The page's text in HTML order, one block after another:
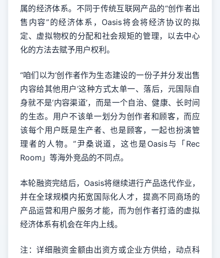
属的经济体系。不同于传统互联网产品的“创作者出
售内容”的经济体系，Oasis将会将经济协议的拟
定、虚拟物权的分配和社会规矩的管理，以去中心
化的方法去赋予用户权利。
“咱们以为‘创作者作为生态建设的一份子并分发出售
内容给其他用户’这种方式太单一、落后，元国际自
身就不是‘内容渠道’，而是一个自治、健康、长时间
的生态。用户不该单一划分为创作者和顾客，而应
该每个用户既是生产者、也是顾客，一起也扮演管
理者的人物。”尹桑说道，这也是Oasis与「Rec
Room」等海外竞品的不同点。
本轮融资完结后，Oasis将继续进行产品迭代作业，
并在全球规模内拓宽国际化人才，提高不同商场的
产品运营和用户服务才能，而为创作者打造的虚拟
经济体系有机会在年内上线。
注：详细融资金额由出资方或企业方供给，动点科